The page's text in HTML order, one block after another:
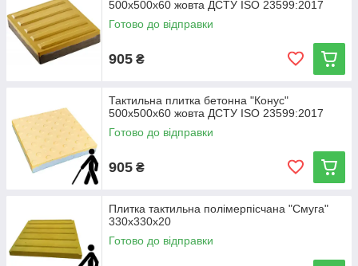
500х500х60 жовта ДСТУ ISO 23599:2017
Готово до відправки
905 ₴
Тактильна плитка бетонна "Конус"
500х500х60 жовта ДСТУ ISO 23599:2017
Готово до відправки
905 ₴
Плитка тактильна полімерпісчана "Смуга"
330х330х20
Готово до відправки